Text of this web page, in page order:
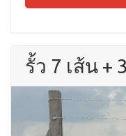
รั้ว 7 เส้น +